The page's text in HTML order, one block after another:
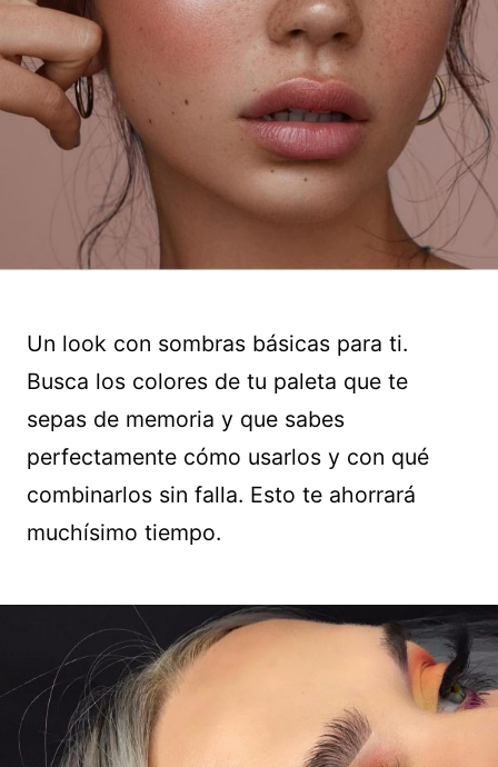
Un look con sombras básicas para ti.
Busca los colores de tu paleta que te
sepas de memoria y que sabes
perfectamente cómo usarlos y con qué
combinarlos sin falla. Esto te ahorrará
muchísimo tiempo.